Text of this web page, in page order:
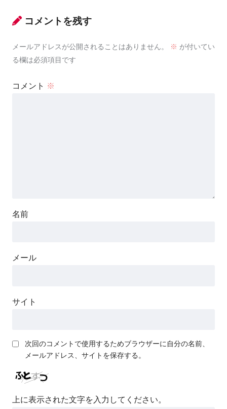
コメントを残す
メールアドレスが公開されることはありません。 ※ が付いてい
る欄は必須項目です
コメント ※
名前
メール
サイト
次回のコメントで使用するためブラウザーに自分の名前、
メールアドレス、サイトを保存する。
上に表示された文字を入力してください。